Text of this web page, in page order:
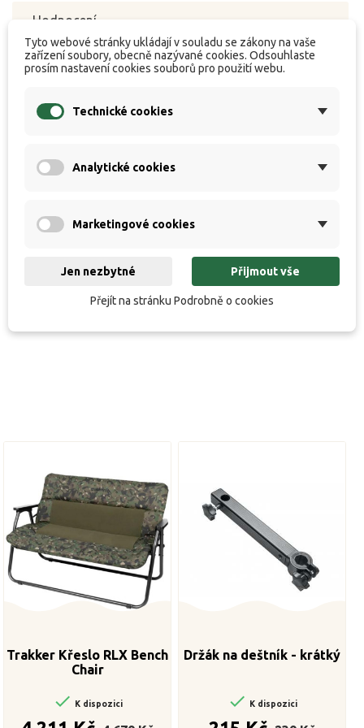
Hodnocení
křeslo se čtyřmi teleskopickými nohami a pevnými
předurčují pro kratší vycházky a rybolov na hůře
tvarovanému rámu sedáku nabízí toto křeslo
nečakaně pohodlné sezení. Samovýsuvné
teleskopické nohy jsou vybaveny výkyvnými patkami
proti zaboření.
Trakker Křeslo RLX Bench
Chair
 K dispozici
Držák na deštník - krátký
 K dispozici
Tyto webové stránky ukládají v souladu se zákony na vaše
zařízení soubory, obecně nazývané cookies. Odsouhlaste
prosím nastavení cookies souborů pro použití webu.
Technické cookies
Analytické cookies
Marketingové cookies
Jen nezbytné Přijmout vše
Přejít na stránku Podrobně o cookies